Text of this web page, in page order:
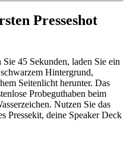
Presseshot
45 Sekunden, laden Sie ein
Hintergrund,
Seitenlicht herunter. Das
Probeguthaben beim
Nutzen Sie das
Pressekit, deine Speaker Deck